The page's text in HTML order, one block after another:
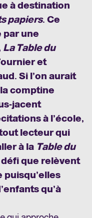
à destination
papiers. Ce
par une
La Table du
et
Si l’on aurait
comptine
jacent
à l’école,
lecteur qui
à la Table du
que relèvent
puisqu’elles
qu’à